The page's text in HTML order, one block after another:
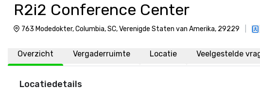
R2i2 Conference Center
763 Modedokter, Columbia, SC, Verenigde Staten van Amerika, 29229
Overzicht Vergaderruimte Locatie Veelgestelde
Locatiedetails